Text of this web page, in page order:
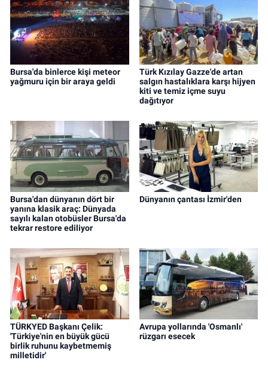
Bursa'da binlerce kişi meteor
yağmuru için bir araya geldi
Türk Kızılay Gazze'de artan
salgın hastalıklara karşı hijyen
kiti ve temiz içme suyu
dağıtıyor
Bursa'dan dünyanın dört bir
yanına klasik araç: Dünyada
sayılı kalan otobüsler Bursa'da
tekrar restore ediliyor
Dünyanın çantası İzmir'den
TÜRKYED Başkanı Çelik:
'Türkiye'nin en büyük gücü
birlik ruhunu kaybetmemiş
milletidir'
Avrupa yollarında 'Osmanlı'
rüzgarı esecek